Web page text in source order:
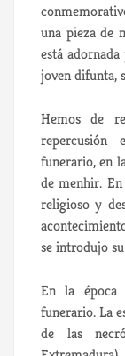
una pieza de
está
joven difunta,
Hemos de
repercusión
funerario, en
de menhir.
religioso y
se introdujo
En la época
funerario. La
de las